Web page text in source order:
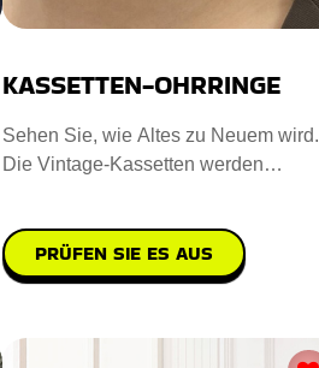
KASSETTEN-OHRRINGE
Sehen Sie, wie Altes zu Neuem wird.
Die Vintage-Kassetten werden
PRÜFEN SIE ES AUS